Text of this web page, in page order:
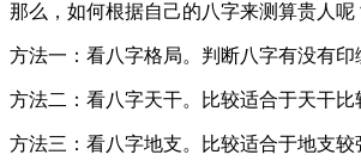
那么，如何根据自己的八字来测算贵人呢
方法一：看八字格局。判断八字有没有
方法二：看八字天干。比较适合于天干
方法三：看八字地支。比较适合于地支